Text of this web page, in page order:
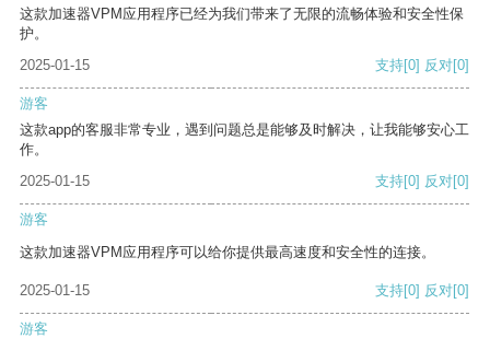
这款加速器VPM应用程序已经为我们带来了无限的流畅体验和安全性保
护。
2025-01-15
支持[0] 反对[0]
游客
这款app的客服非常专业，遇到问题总是能够及时解决，让我能够安心工
作。
2025-01-15
支持[0] 反对[0]
游客
这款加速器VPM应用程序可以给你提供最高速度和安全性的连接。
2025-01-15 支持[0] 反对[0]
游客